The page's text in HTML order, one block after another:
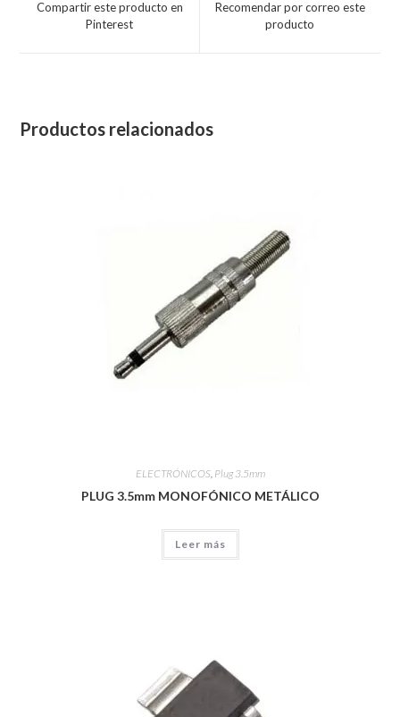
Compartir este producto en
Pinterest
Recomendar por correo este
producto
Productos relacionados
ELECTRÓNICOS, Plug 3.5mm
PLUG 3.5mm MONOFÓNICO METÁLICO
Leer más